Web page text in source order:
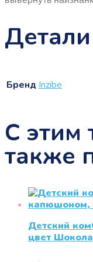
Детали
Бренд Inzibe
С этим
также
Детский
цвет